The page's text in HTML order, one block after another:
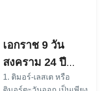
เอกราช 9 วัน
สงคราม 24 ปี
1975 อินโดนีเซีย
1. ติมอร์-เลสเต หรือ